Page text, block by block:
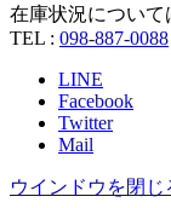
在庫状況について
TEL : 098-887-0088
LINE
Facebook
Twitter
Mail
ウインドウを閉じ